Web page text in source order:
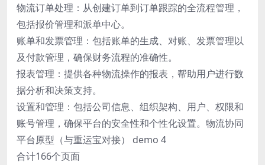
物流订单处理：从创建订单到订单跟踪的全流程管理，
包括报价管理和派单中心。
账单和发票管理：包括账单的生成、对账、发票管理以
及付款管理，确保财务流程的准确性。
报表管理：提供各种物流操作的报表，帮助用户进行数
据分析和决策支持。
设置和管理：包括公司信息、组织架构、用户、权限和
账号管理，确保平台的安全性和个性化设置。物流协同
平台原型（与重运宝对接） demo 4
合计166个页面